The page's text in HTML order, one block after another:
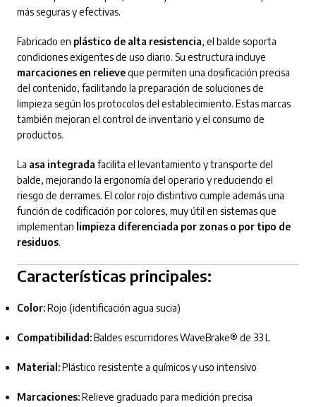
más seguras y efectivas.
Fabricado en plástico de alta resistencia, el balde soporta
condiciones exigentes de uso diario. Su estructura incluye
marcaciones en relieveque permiten una dosificación precisa
del contenido, facilitando la preparación de soluciones de
limpieza según los protocolos del establecimiento. Estas marcas
también mejoran el control de inventario y el consumo de
productos.
La asa integrada facilita el levantamiento y transporte del
balde, mejorando la ergonomía del operario y reduciendo el
riesgo de derrames. El color rojo distintivo cumple además una
función de codificación por colores, muy útil en sistemas que
implementan limpieza diferenciada por zonas o por tipo de
residuos.
Características principales:
Color:Rojo (identificación agua sucia)
Compatibilidad:Baldes escurridores WaveBrake® de 33 L
Material:Plástico resistente a químicos y uso intensivo
Marcaciones:Relieve graduado para medición precisa